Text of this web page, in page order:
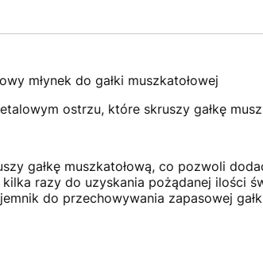
młynek do gałki muszkatołowej
ostrzu, które skruszy gałkę
gałkę muszkatołową, co pozwoli
razy do uzyskania pożądanej ilości
do przechowywania zapasowej